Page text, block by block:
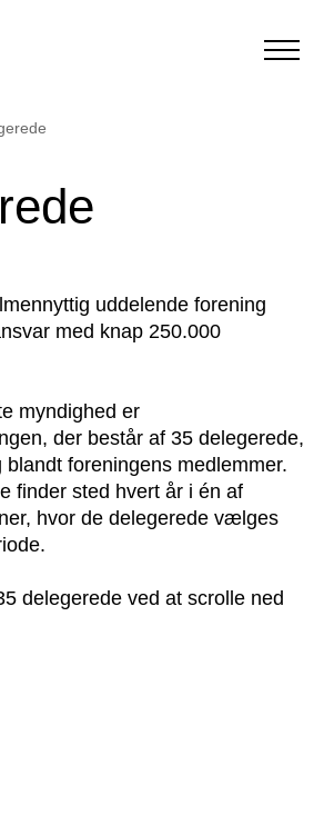
uddelende forening
med knap 250.000
myndighed er
der består af 35 delegerede,
foreningens medlemmer.
finder sted hvert år i én af
hvor de delegerede vælges
delegerede ved at scrolle ned